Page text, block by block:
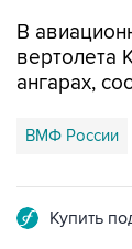
В
вертолета
ангарах,
ВМФ России
Купить